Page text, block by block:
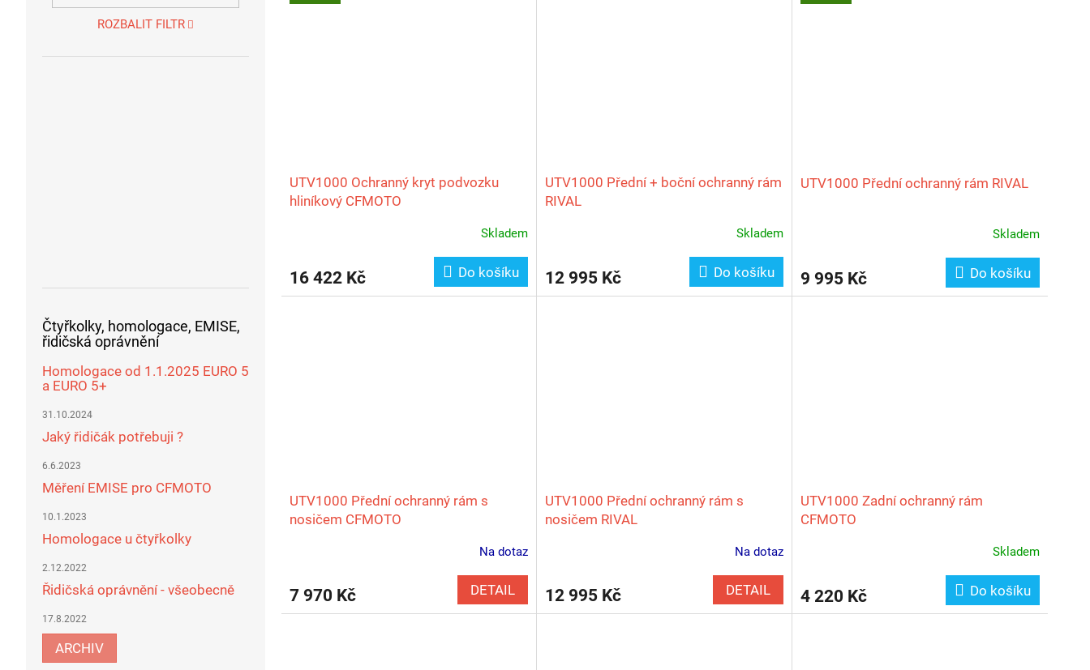
ROZBALIT FILTR
Čtyřkolky, homologace, EMISE,
řidičská oprávnění
Homologace od 1.1.2025 EURO 5
a EURO 5+
31.10.2024
Jaký řidičák potřebuji ?
6.6.2023
Měření EMISE pro CFMOTO
10.1.2023
Homologace u čtyřkolky
2.12.2022
Řidičská oprávnění - všeobecně
17.8.2022
ARCHIV
UTV1000 Ochranný kryt podvozku
hliníkový CFMOTO
Skladem
16 422 Kč Do košíku
UTV1000 Přední + boční ochranný rám
RIVAL
Skladem
12 995 Kč Do košíku
UTV1000 Přední ochranný rám RIVAL
Skladem
9 995 Kč Do košíku
UTV1000 Přední ochranný rám s
nosičem CFMOTO
Na dotaz
7 970 Kč DETAIL
UTV1000 Přední ochranný rám s
nosičem RIVAL
Na dotaz
12 995 Kč DETAIL
UTV1000 Zadní ochranný rám
CFMOTO
Skladem
4 220 Kč Do košíku